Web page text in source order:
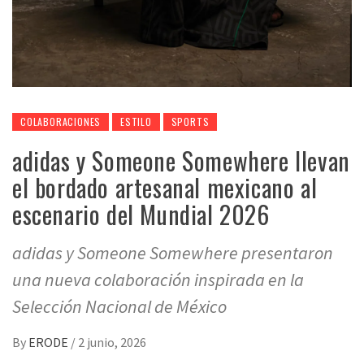
COLABORACIONES ESTILO SPORTS
adidas y Someone Somewhere llevan
el bordado artesanal mexicano al
escenario del Mundial 2026
adidas y Someone Somewhere presentaron
una nueva colaboración inspirada en la
Selección Nacional de México
By ERODE / 2 junio, 2026